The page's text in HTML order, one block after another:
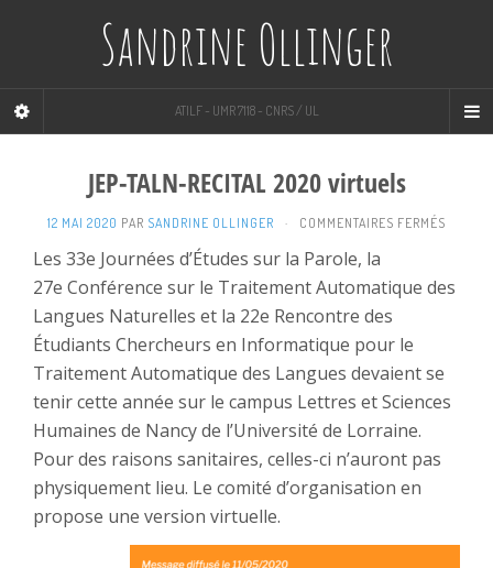
Sandrine Ollinger
ATILF - UMR 7118 - CNRS / UL
JEP-TALN-RECITAL 2020 virtuels
12 MAI 2020 PAR SANDRINE OLLINGER · COMMENTAIRES FERMÉS
RECITAL
Les 33e Journées d’Études sur la Parole, la
27e Conférence sur le Traitement Automatique des
Langues Naturelles et la 22e Rencontre des
Étudiants Chercheurs en Informatique pour le
Traitement Automatique des Langues devaient se
tenir cette année sur le campus Lettres et Sciences
Humaines de Nancy de l’Université de Lorraine.
Pour des raisons sanitaires, celles-ci n’auront pas
physiquement lieu. Le comité d’organisation en
propose une version virtuelle.